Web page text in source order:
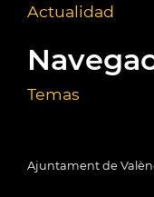
Actualidad
Temas
Ajuntament de